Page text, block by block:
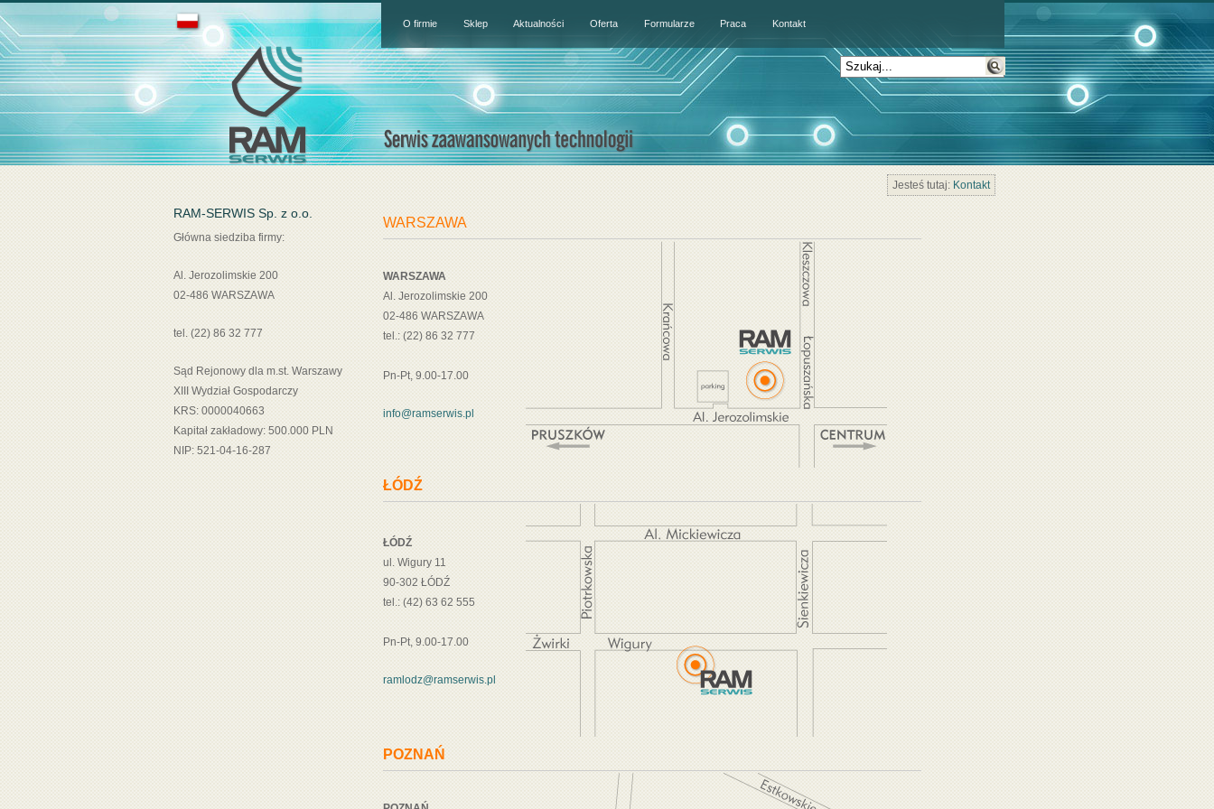
O firmie Sklep Aktualności Oferta Formularze Praca Kontakt
Jesteś tutaj: Kontakt
RAM-SERWIS Sp. z o.o.
Główna siedziba firmy:
Al. Jerozolimskie 200
02-486 WARSZAWA
tel. (22) 86 32 777
Sąd Rejonowy dla m.st. Warszawy
XIII Wydział Gospodarczy
KRS: 0000040663
Kapitał zakładowy: 500.000 PLN
NIP: 521-04-16-287
WARSZAWA
WARSZAWA
Al. Jerozolimskie 200
02-486 WARSZAWA
tel.: (22) 86 32 777
Pn-Pt, 9.00-17.00
info@ramserwis.pl
ŁÓDŹ
ŁÓDŹ
ul. Wigury 11
90-302 ŁÓDŹ
tel.: (42) 63 62 555
Pn-Pt, 9.00-17.00
ramlodz@ramserwis.pl
POZNAŃ